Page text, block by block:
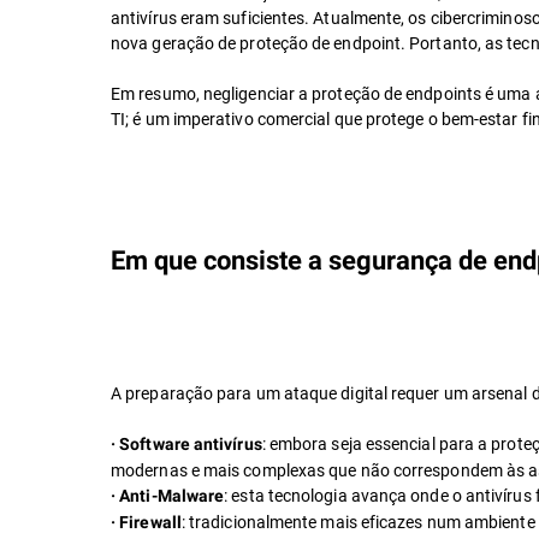
antivírus eram suficientes. Atualmente, os
nova geração de proteção de endpoint. Portanto, as
Em resumo, negligenciar a proteção de endpoints é
TI; é um imperativo comercial que protege o bem-estar
Em que consiste a segurança de
A preparação para um ataque digital requer um
· Software antivírus: embora seja essencial para a
modernas e mais complexas que não correspondem às
· Anti-Malware: esta tecnologia avança onde o
· Firewall: tradicionalmente mais eficazes num